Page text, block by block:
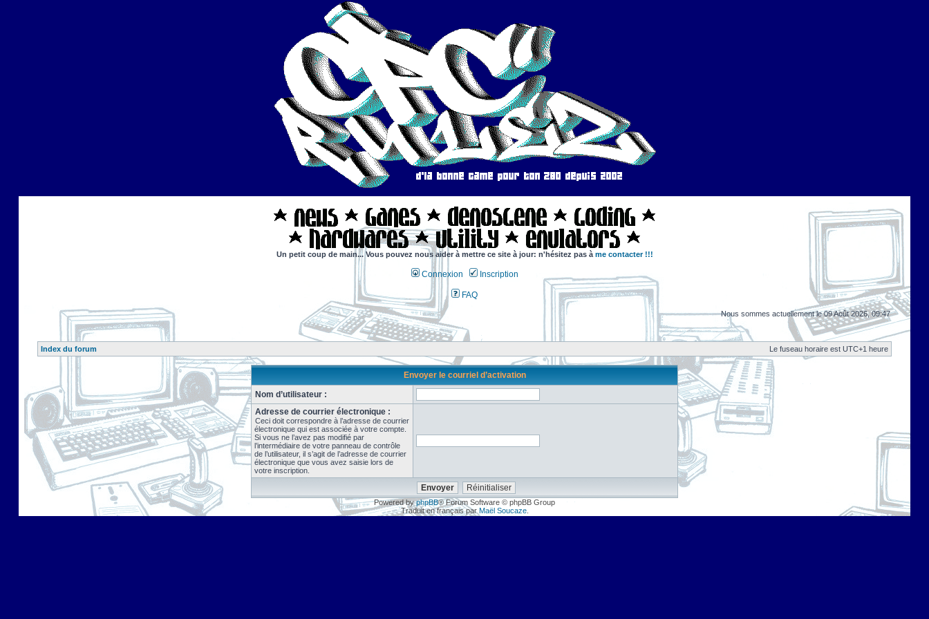
Un petit coup de main... Vous pouvez nous aider à mettre ce site à jour: n'hésitez pas à me contacter !!!
Connexion Inscription
FAQ
Nous sommes actuellement le 09 Août 2026, 09:47
Index du forum Le fuseau horaire est UTC+1 heure
Envoyer le courriel d’activation
Nom d’utilisateur :
Adresse de courrier électronique :
Ceci doit correspondre à l’adresse de courrier
électronique qui est associée à votre compte.
Si vous ne l’avez pas modifié par
l’intermédiaire de votre panneau de contrôle
de l’utilisateur, il s’agit de l’adresse de courrier
électronique que vous avez saisie lors de
votre inscription.
Powered byphpBB® Forum Software © phpBB Group
Traduit en français par Maël Soucaze.